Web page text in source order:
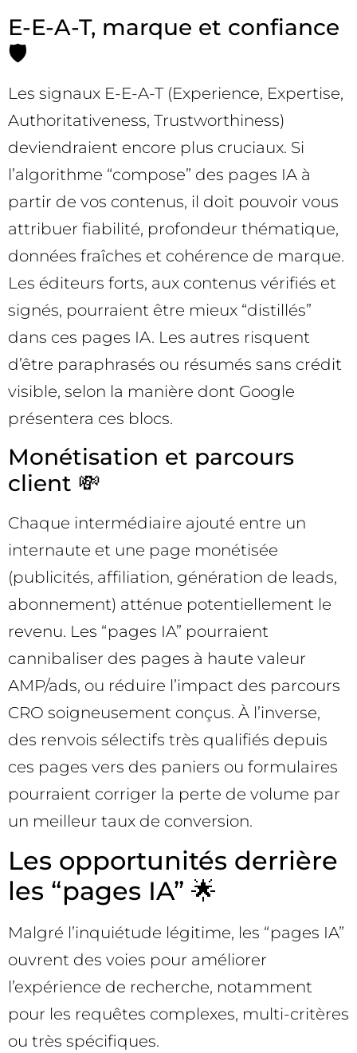
E-E-A-T, marque et confiance
🛡️
Les signaux E-E-A-T (Experience, Expertise,
Authoritativeness, Trustworthiness)
deviendraient encore plus cruciaux. Si
l’algorithme “compose” des pages IA à
partir de vos contenus, il doit pouvoir vous
attribuer fiabilité, profondeur thématique,
données fraîches et cohérence de marque.
Les éditeurs forts, aux contenus vérifiés et
signés, pourraient être mieux “distillés”
dans ces pages IA. Les autres risquent
d’être paraphrasés ou résumés sans crédit
visible, selon la manière dont Google
présentera ces blocs.
Monétisation et parcours
client 💸
Chaque intermédiaire ajouté entre un
internaute et une page monétisée
(publicités, affiliation, génération de leads,
abonnement) atténue potentiellement le
revenu. Les “pages IA” pourraient
cannibaliser des pages à haute valeur
AMP/ads, ou réduire l’impact des parcours
CRO soigneusement conçus. À l’inverse,
des renvois sélectifs très qualifiés depuis
ces pages vers des paniers ou formulaires
pourraient corriger la perte de volume par
un meilleur taux de conversion.
Les opportunités derrière
les “pages IA” 🌟
Malgré l’inquiétude légitime, les “pages IA”
ouvrent des voies pour améliorer
l’expérience de recherche, notamment
pour les requêtes complexes, multi-critères
ou très spécifiques.